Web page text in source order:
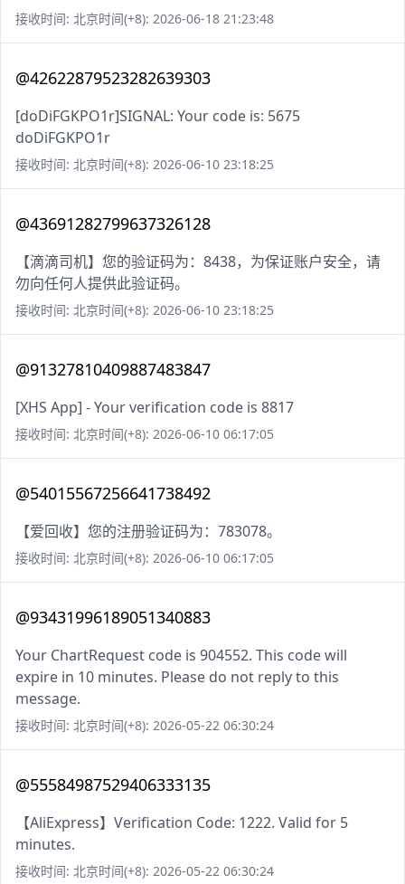
接收时间: 北京时间(+8): 2026-06-18 21:23:48
@42622879523282639303
[doDiFGKPO1r]SIGNAL: Your code is: 5675
doDiFGKPO1r
接收时间: 北京时间(+8): 2026-06-10 23:18:25
@43691282799637326128
【滴滴司机】您的验证码为：8438，为保证账户安全，请
勿向任何人提供此验证码。
接收时间: 北京时间(+8): 2026-06-10 23:18:25
@91327810409887483847
[XHS App] - Your verification code is 8817
接收时间: 北京时间(+8): 2026-06-10 06:17:05
@54015567256641738492
【爱回收】您的注册验证码为：783078。
接收时间: 北京时间(+8): 2026-06-10 06:17:05
@93431996189051340883
Your ChartRequest code is 904552. This code will
expire in 10 minutes. Please do not reply to this
message.
接收时间: 北京时间(+8): 2026-05-22 06:30:24
@55584987529406333135
【AliExpress】Verification Code: 1222. Valid for 5
minutes.
接收时间: 北京时间(+8): 2026-05-22 06:30:24